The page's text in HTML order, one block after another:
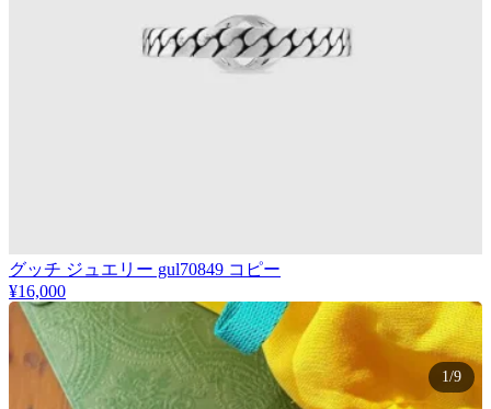
1/9
グッチ ジュエリー gul70849 コピー
¥16,000